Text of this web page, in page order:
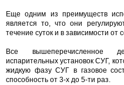
Еще одним из преимуществ
является то, что они
течение суток и в зависимости от
Все вышеперечисленное
испарительных установок СУГ,
жидкую фазу СУГ в газовое
способность от 3-х до 5-ти раз.